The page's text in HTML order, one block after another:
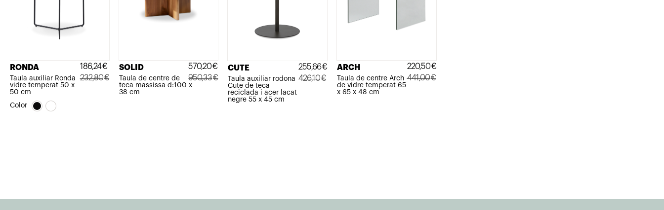
RONDA
Taula auxiliar Ronda
vidre temperat 50 x
50 cm
232,80€
186,24€
Color
SOLID
Taula de centre de
teca massissa d:100 x
38 cm
950,33€
El
570,20€
El
CUTE
Taula auxiliar rodona
Cute de teca
reciclada i acer lacat
negre 55 x 45 cm
426,10€
255,66€ ARCH
Taula de centre Arch
de vidre temperat 65
x 65 x 48 cm
441,00€
220,50€